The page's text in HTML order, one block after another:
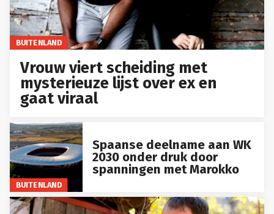
BUITENLAND
Vrouw viert scheiding met
mysterieuze lijst over ex en
gaat viraal
BUITENLAND
Spaanse deelname aan WK
2030 onder druk door
spanningen met Marokko